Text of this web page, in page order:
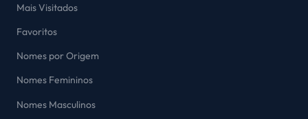
Mais Visitados
Favoritos
Nomes por Origem
Nomes Femininos
Nomes Masculinos